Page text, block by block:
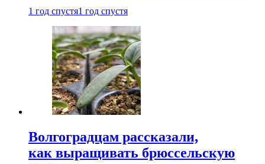
1 год спустя1 год спустя
Волгоградцам рассказали,
как выращивать брюссельскую